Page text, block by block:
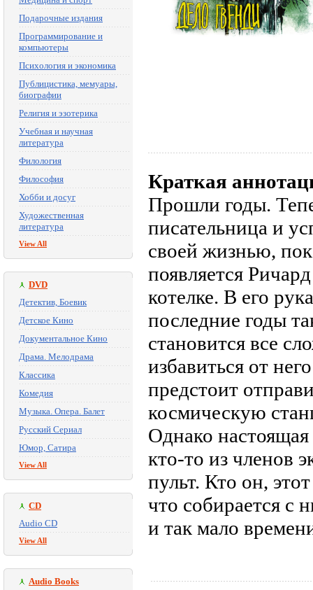
Подарочные издания
Программирование и
компьютеры
Психология и экономика
Публицистика, мемуары,
биографии
Религия и эзотерика
Учебная и научная
литература
Филология
Философия
Хобби и досуг
Художественная
литература
View All
DVD
Детектив, Боевик
Детское Кино
Документальное Кино
Драма. Мелодрама
Классика
Комедия
Музыка. Опера. Балет
Русский Сериал
Юмор, Сатира
View All
CD
Audio CD
View All
Audio Books
Краткая
Прошли годы.
писательница и
своей жизнью,
появляется
котелке. В его
последние годы
становится все
избавиться от
предстоит
космическую
Однако настоящая
кто-то из членов
пульт. Кто он,
что собирается с
и так мало